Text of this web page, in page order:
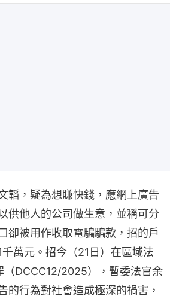
韜，疑為想賺快錢，應網上廣告
供他人的公司做生意，並稱可分
卻被用作收取電騙騙款，招的戶
萬元。招今（21日）在區域法
（DCCC12/2025），暫委法官余
的行為對社會造成極深的禍害，